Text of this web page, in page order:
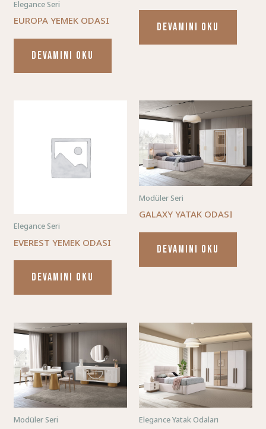
Elegance Seri
EUROPA YEMEK ODASI
DEVAMINI OKU
DEVAMINI OKU
Elegance Seri
EVEREST YEMEK ODASI
DEVAMINI OKU
Modüler Seri
GALAXY YATAK ODASI
DEVAMINI OKU
Modüler Seri Elegance Yatak Odaları